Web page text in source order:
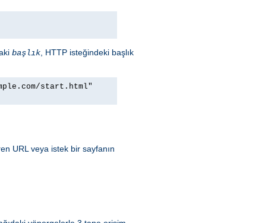
başlık , HTTP isteğindeki başlık
start.html"
URL veya istek bir sayfanın